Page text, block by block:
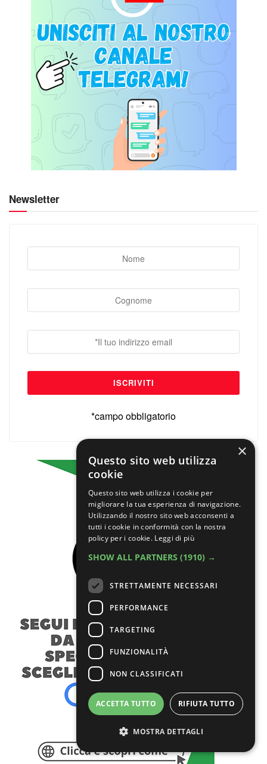
Newsletter
*campo obbligatorio
×
Questo sito web utilizza
cookie
Questo sito web utilizza i cookie per
migliorare la tua esperienza di navigazione.
Utilizzando il nostro sito web acconsenti a
tutti i cookie in conformità con la nostra
policy per i cookie. Leggi di più
SHOW ALL PARTNERS (1910) →
STRETTAMENTE NECESSARI
PERFORMANCE
TARGETING
FUNZIONALITÀ
NON CLASSIFICATI
ACCETTA TUTTO RIFIUTA TUTTO
MOSTRA DETTAGLI